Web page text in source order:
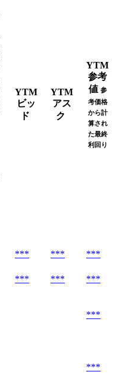
YTM
ビッ
ド
YTM
アス
ク
YTM
参考
値 参
考価格
から計
算され
た最終
利回り
*** *** ***
*** *** ***
***
***